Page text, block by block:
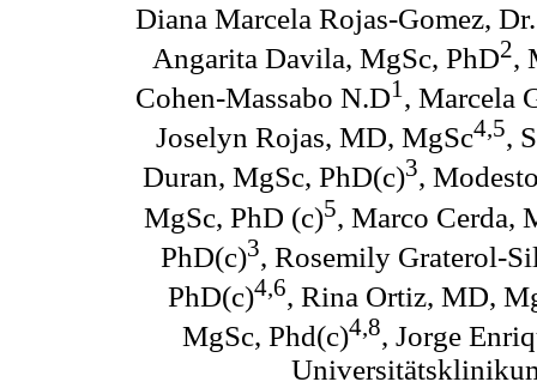
Diana Marcela Rojas-Gomez,
Angarita Davila, MgSc, PhD2,
Cohen-Massabo N.D1 , Marcela
Joselyn Rojas, MD, MgSc4,5,
Duran, MgSc, PhD(c)3,
MgSc, PhD (c)5, Marco Cerda,
PhD(c)3, Rosemily Graterol-
PhD(c)4,6, Rina Ortiz, MD,
MgSc, Phd(c)4,8, Jorge